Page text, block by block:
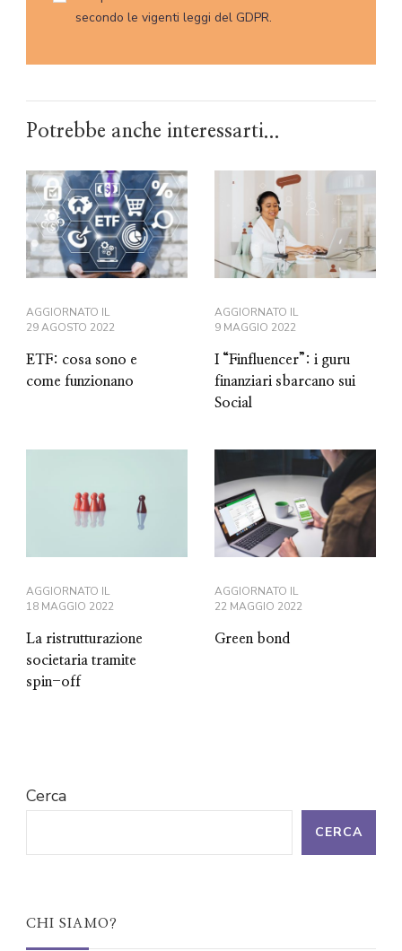
secondo le vigenti leggi del GDPR.
Potrebbe anche interessarti...
AGGIORNATO IL
29 AGOSTO 2022
ETF: cosa sono e
come funzionano
AGGIORNATO IL
9 MAGGIO 2022
I “Finfluencer”: i guru
finanziari sbarcano sui
Social
AGGIORNATO IL
18 MAGGIO 2022
La ristrutturazione
societaria tramite
spin-off
AGGIORNATO IL
22 MAGGIO 2022
Green bond
Cerca
CERCA
CHI SIAMO?